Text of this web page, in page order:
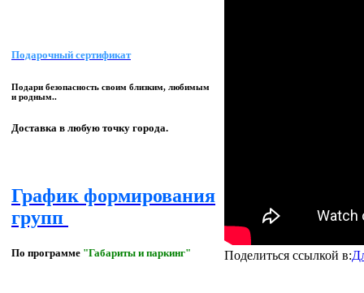
Подарочный сертификат
Подари безопасность своим близким, любимым
и родным..
Доставка в любую точку города.
График формирования
групп
По программе "Габариты и паркинг" Поделиться ссылкой в: